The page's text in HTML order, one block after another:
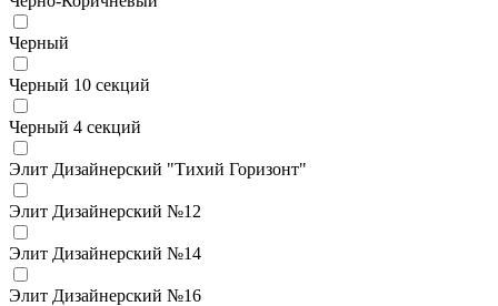
Черный
Черный 10 секций
Черный 4 секций
Элит Дизайнерский "Тихий Горизонт"
Элит Дизайнерский №12
Элит Дизайнерский №14
Элит Дизайнерский №16